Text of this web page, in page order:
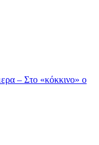
– Στο «κόκκινο» ο